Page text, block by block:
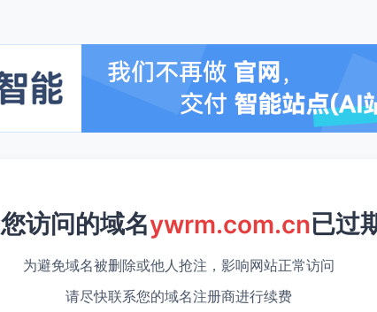
您访问的域名ywrm.com.cn已过
为避免域名被删除或他人抢注，影响网站正常访问
请尽快联系您的域名注册商进行续费